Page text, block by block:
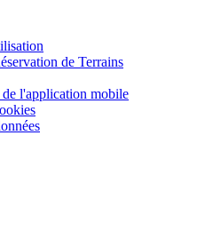
de Terrains
l'application mobile